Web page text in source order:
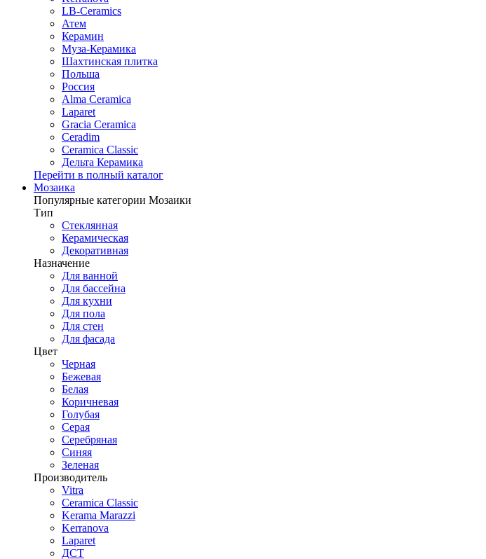
LB-Ceramics
Атем
Керамин
Муза-Керамика
Шахтинская плитка
Польша
Россия
Alma Ceramica
Laparet
Gracia Ceramica
Ceradim
Ceramica Classic
Дельта Керамика
Перейти в полный каталог
Мозаика
Популярные категории Мозаики
Тип
Стеклянная
Керамическая
Декоративная
Назначение
Для ванной
Для бассейна
Для кухни
Для пола
Для стен
Для фасада
Цвет
Черная
Бежевая
Белая
Коричневая
Голубая
Серая
Серебряная
Синяя
Зеленая
Производитель
Vitra
Ceramica Classic
Kerama Marazzi
Kerranova
Laparet
ДСТ